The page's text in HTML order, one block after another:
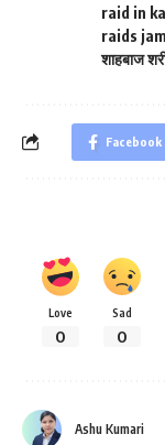
raid in
raids
शाहबाज
Facebook
Love
0
Sad
0
Ashu Kumari